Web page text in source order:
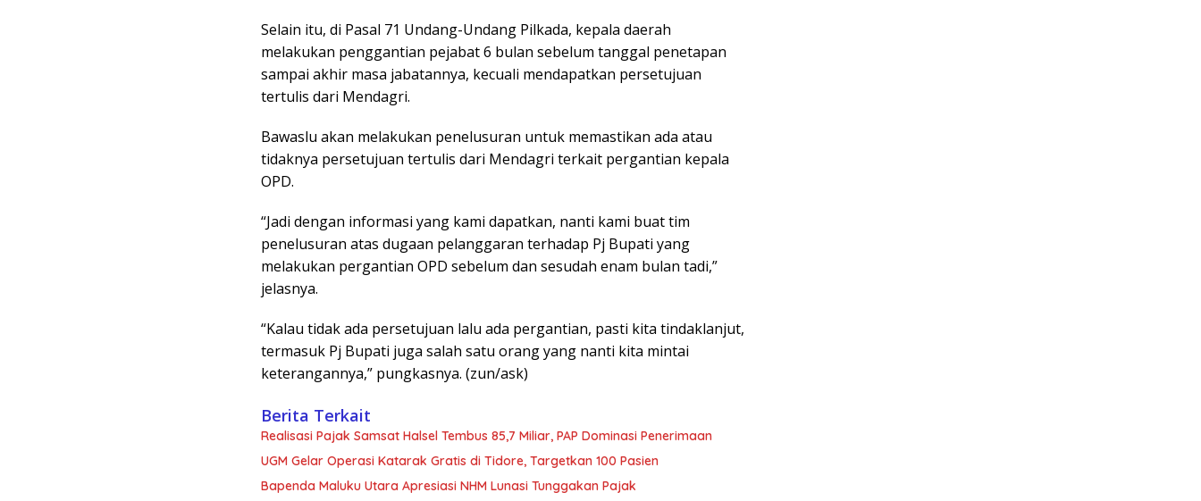
Selain itu, di Pasal 71 Undang-Undang Pilkada, kepala daerah
melakukan penggantian pejabat 6 bulan sebelum tanggal penetapan
sampai akhir masa jabatannya, kecuali mendapatkan persetujuan
tertulis dari Mendagri.
Bawaslu akan melakukan penelusuran untuk memastikan ada atau
tidaknya persetujuan tertulis dari Mendagri terkait pergantian kepala
OPD.
“Jadi dengan informasi yang kami dapatkan, nanti kami buat tim
penelusuran atas dugaan pelanggaran terhadap Pj Bupati yang
melakukan pergantian OPD sebelum dan sesudah enam bulan tadi,”
jelasnya.
“Kalau tidak ada persetujuan lalu ada pergantian, pasti kita tindaklanjut,
termasuk Pj Bupati juga salah satu orang yang nanti kita mintai
keterangannya,” pungkasnya. (zun/ask)
Berita Terkait
Realisasi Pajak Samsat Halsel Tembus 85,7 Miliar, PAP Dominasi Penerimaan
UGM Gelar Operasi Katarak Gratis di Tidore, Targetkan 100 Pasien
Bapenda Maluku Utara Apresiasi NHM Lunasi Tunggakan Pajak